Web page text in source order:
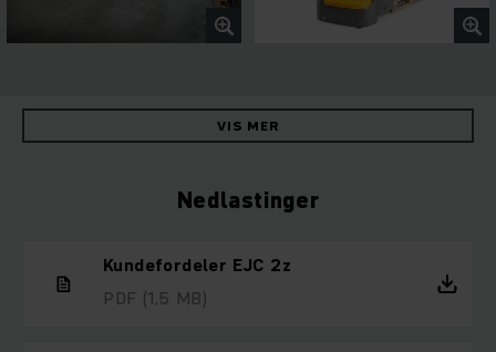
VIS MER
Nedlastinger
Kundefordeler EJC 2z
PDF (1,5 MB)